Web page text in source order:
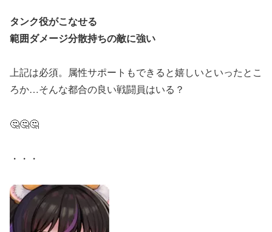
タンク役がこなせる
範囲ダメージ分散持ちの敵に強い
上記は必須。属性サポートもできると嬉しいといったとこ
ろか…そんな都合の良い戦闘員はいる？
🤔🤔🤔
・・・